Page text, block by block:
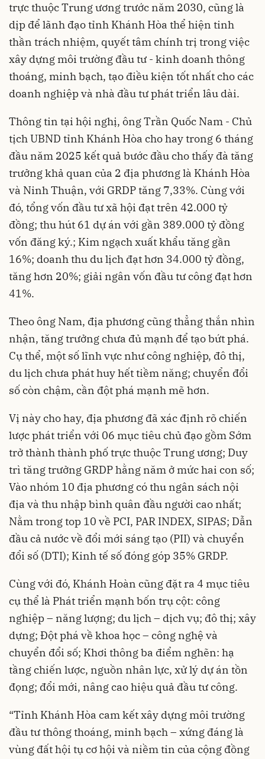
trực thuộc Trung ương trước năm 2030, cũng là
dịp để lãnh đạo tỉnh Khánh Hòa thể hiện tinh
thần trách nhiệm, quyết tâm chính trị trong việc
xây dựng môi trường đầu tư - kinh doanh thông
thoáng, minh bạch, tạo điều kiện tốt nhất cho các
doanh nghiệp và nhà đầu tư phát triển lâu dài.
Thông tin tại hội nghị, ông Trần Quốc Nam - Chủ
tịch UBND tỉnh Khánh Hòa cho hay trong 6 tháng
đầu năm 2025 kết quả bước đầu cho thấy đà tăng
trưởng khả quan của 2 địa phương là Khánh Hòa
và Ninh Thuận, với GRDP tăng 7,33%. Cùng với
đó, tổng vốn đầu tư xã hội đạt trên 42.000 tỷ
đồng; thu hút 61 dự án với gần 389.000 tỷ đồng
vốn đăng ký.; Kim ngạch xuất khẩu tăng gần
16%; doanh thu du lịch đạt hơn 34.000 tỷ đồng,
tăng hơn 20%; giải ngân vốn đầu tư công đạt hơn
41%.
Theo ông Nam, địa phương cũng thẳng thắn nhìn
nhận, tăng trưởng chưa đủ mạnh để tạo bứt phá.
Cụ thể, một số lĩnh vực như công nghiệp, đô thị,
du lịch chưa phát huy hết tiềm năng; chuyển đổi
số còn chậm, cần đột phá mạnh mẽ hơn.
Vị này cho hay, địa phương đã xác định rõ chiến
lược phát triển với 06 mục tiêu chủ đạo gồm Sớm
trở thành thành phố trực thuộc Trung ương; Duy
trì tăng trưởng GRDP hằng năm ở mức hai con số;
Vào nhóm 10 địa phương có thu ngân sách nội
địa và thu nhập bình quân đầu người cao nhất;
Nằm trong top 10 về PCI, PAR INDEX, SIPAS; Dẫn
đầu cả nước về đổi mới sáng tạo (PII) và chuyển
đổi số (DTI); Kinh tế số đóng góp 35% GRDP.
Cùng với đó, Khánh Hoàn cũng đặt ra 4 mục tiêu
cụ thể là Phát triển mạnh bốn trụ cột: công
nghiệp – năng lượng; du lịch – dịch vụ; đô thị; xây
dựng; Đột phá về khoa học – công nghệ và
chuyển đổi số; Khơi thông ba điểm nghẽn: hạ
tầng chiến lược, nguồn nhân lực, xử lý dự án tồn
đọng; đổi mới, nâng cao hiệu quả đầu tư công.
“Tỉnh Khánh Hòa cam kết xây dựng môi trường
đầu tư thông thoáng, minh bạch – xứng đáng là
vùng đất hội tụ cơ hội và niềm tin của cộng đồng